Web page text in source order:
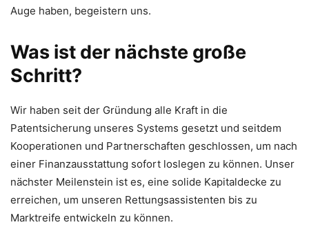
Auge haben, begeistern uns.
Was ist der nächste große
Schritt?
Wir haben seit der Gründung alle Kraft in die
Patentsicherung unseres Systems gesetzt und seitdem
Kooperationen und Partnerschaften geschlossen, um nach
einer Finanzausstattung sofort loslegen zu können. Unser
nächster Meilenstein ist es, eine solide Kapitaldecke zu
erreichen, um unseren Rettungsassistenten bis zu
Marktreife entwickeln zu können.